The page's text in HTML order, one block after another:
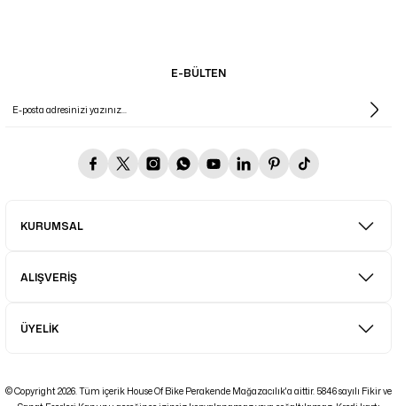
E-BÜLTEN
KURUMSAL
ALIŞVERİŞ
ÜYELİK
© Copyright 2026. Tüm içerik House Of Bike Perakende Mağazacılık'a aittir. 5846 sayılı Fikir ve